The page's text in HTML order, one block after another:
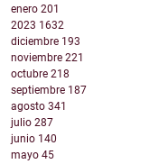
enero 201
2023 1632
diciembre 193
noviembre 221
octubre 218
septiembre 187
agosto 341
julio 287
junio 140
mayo 45